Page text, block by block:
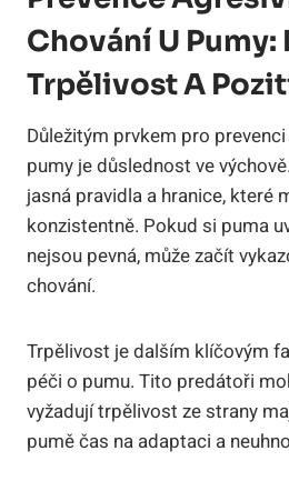
Chování U
Trpělivost A
Důležitým prvkem pro
pumy je důslednost ve
jasná pravidla a hranice, které
konzistentně. Pokud si puma
nejsou pevná, může začít
chování.
Trpělivost je dalším klíčovým
péči o pumu. Tito predátoři
vyžadují trpělivost ze strany
pumě čas na adaptaci a